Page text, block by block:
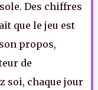
Des chiffres
que le jeu est
propos,
de
soi, chaque jour